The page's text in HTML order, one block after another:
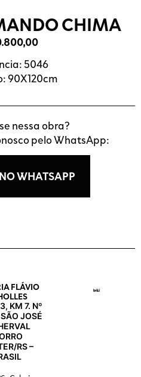
CHIMA
5046
90X120cm
nessa obra?
pelo WhatsApp:
WHATSAPP
FLÁVIO
KM 7. Nº
JOSÉ
RS –